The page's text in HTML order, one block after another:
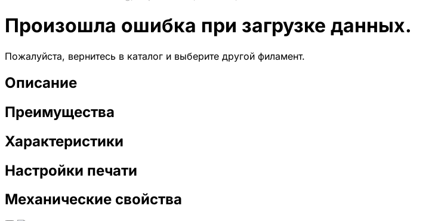
Произошла ошибка при загрузке данных.
Пожалуйста, вернитесь в каталог и выберите другой филамент.
Описание
Преимущества
Характеристики
Настройки печати
Механические свойства